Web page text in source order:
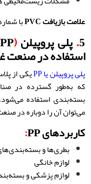
علامت بازیافت
با
5
.پلی پروپیلن(
PP
استفاده در صنعت
پلی پروپیلن یا PP یکی از
که به‌طور گسترده در
بسته‌بندی استفاده می‌شود.
می‌توان آن را دوباره در
کاربردهای PP :
بطری‌ها و
لوازم خانگی
لوازم پزشکی و